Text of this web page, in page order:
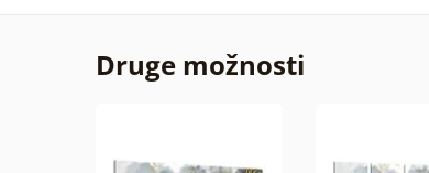
Druge možnosti